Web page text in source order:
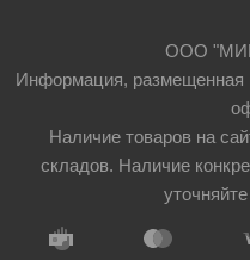
ООО
Информация, размещенная
Наличие товаров на
складов. Наличие